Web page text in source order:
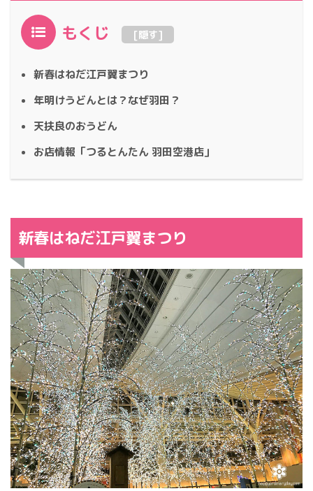
もくじ [隠す]
新春はねだ江戸翼まつり
年明けうどんとは？なぜ羽田？
天扶良のおうどん
お店情報「つるとんたん 羽田空港店」
新春はねだ江戸翼まつり